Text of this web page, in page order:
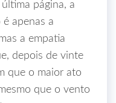
página, a
é apenas a
a empatia
depois de vinte
que o maior ato
que o vento